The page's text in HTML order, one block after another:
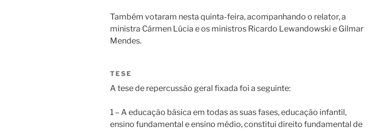
Também votaram nesta quinta-feira, acompanhando o relator, a
ministra Cármen Lúcia e os ministros Ricardo Lewandowski e Gilmar
Mendes.
TESE
A tese de repercussão geral fixada foi a seguinte:
1 – A educação básica em todas as suas fases, educação infantil,
ensino fundamental e ensino médio, constitui direito fundamental de